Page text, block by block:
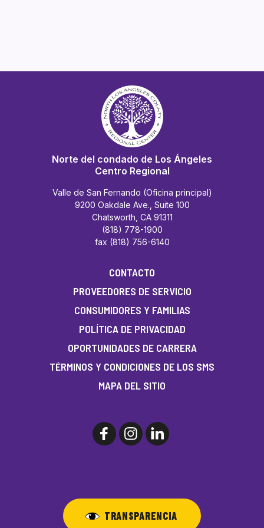
Norte del condado de Los Ángeles
Centro Regional
Valle de San Fernando (Oficina principal)
9200 Oakdale Ave., Suite 100
Chatsworth, CA 91311
(818) 778-1900
fax (818) 756-6140
CONTACTO
PROVEEDORES DE SERVICIO
CONSUMIDORES Y FAMILIAS
POLÍTICA DE PRIVACIDAD
OPORTUNIDADES DE CARRERA
TÉRMINOS Y CONDICIONES DE LOS SMS
MAPA DEL SITIO
TRANSPARENCIA